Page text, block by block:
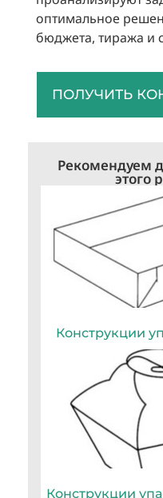
оптимальное
бюджета, тиража и
ПОЛУЧИТЬ
Рекомендуем
этого
Конструкции
Конструкции